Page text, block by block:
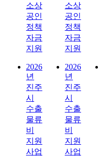
소상
공인
정책
자금
지원
2026
년
진주
시
수출
물류
비
지원
사업
소상
공인
정책
자금
지원
2026
년
진주
시
수출
물류
비
지원
사업